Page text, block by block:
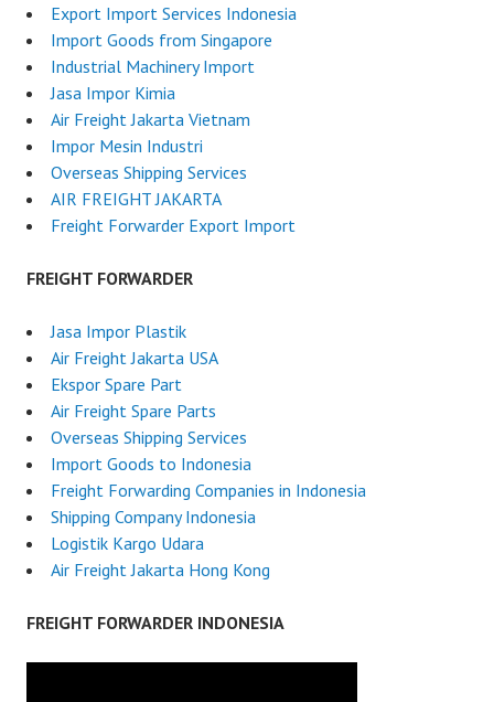
Export Import Services Indonesia
Import Goods from Singapore
Industrial Machinery Import
Jasa Impor Kimia
Air Freight Jakarta Vietnam
Impor Mesin Industri
Overseas Shipping Services
AIR FREIGHT JAKARTA
Freight Forwarder Export Import
FREIGHT FORWARDER
Jasa Impor Plastik
Air Freight Jakarta USA
Ekspor Spare Part
Air Freight Spare Parts
Overseas Shipping Services
Import Goods to Indonesia
Freight Forwarding Companies in Indonesia
Shipping Company Indonesia
Logistik Kargo Udara
Air Freight Jakarta Hong Kong
FREIGHT FORWARDER INDONESIA